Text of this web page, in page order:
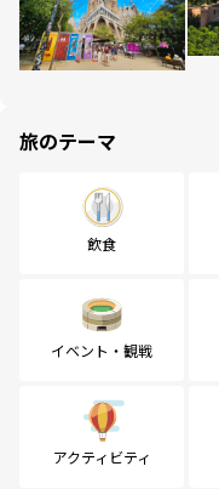
旅のテーマ
飲食
イベント・観戦
アクティビティ